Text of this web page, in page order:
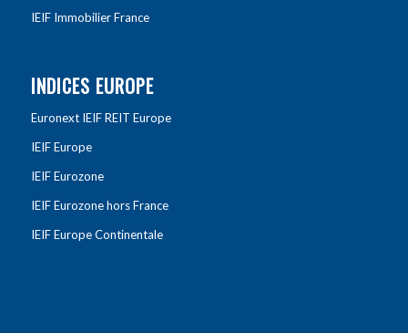
IEIF Immobilier France
INDICES EUROPE
Euronext IEIF REIT Europe
IEIF Europe
IEIF Eurozone
IEIF Eurozone hors France
IEIF Europe Continentale